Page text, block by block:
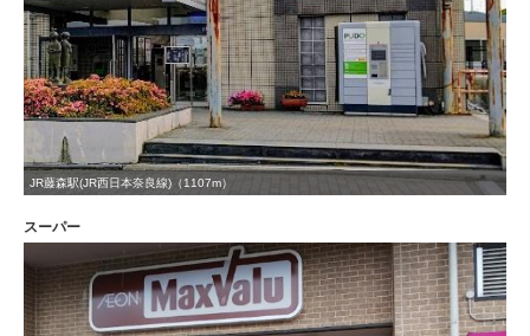
JR藤森駅(JR西日本奈良線)（1107m）
スーパー